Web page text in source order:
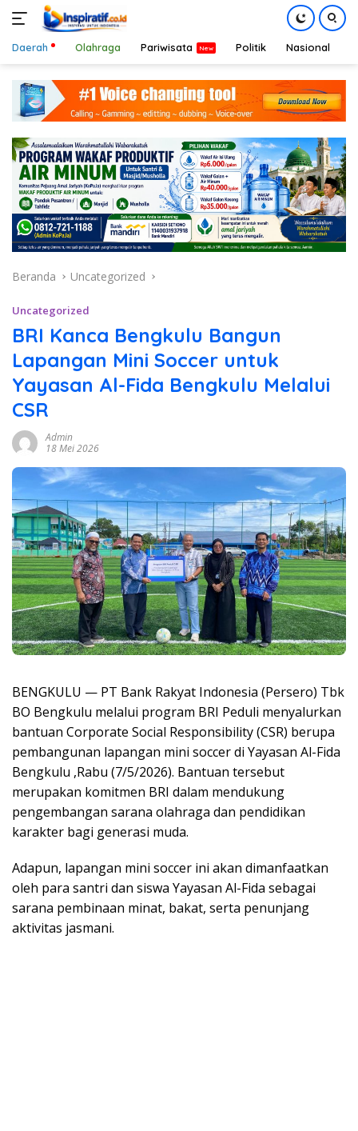
konten
Daerah Olahraga Pariwisata Politik Nasional
Beranda Uncategorized
Uncategorized
BRI Kanca Bengkulu Bangun
Lapangan Mini Soccer untuk
Yayasan Al-Fida Bengkulu Melalui
CSR
Admin
18 Mei 2026
BENGKULU — PT Bank Rakyat Indonesia (Persero) Tbk
BO Bengkulu melalui program BRI Peduli menyalurkan
bantuan Corporate Social Responsibility (CSR) berupa
pembangunan lapangan mini soccer di Yayasan Al-Fida
Bengkulu ,Rabu (7/5/2026). Bantuan tersebut
merupakan komitmen BRI dalam mendukung
pengembangan sarana olahraga dan pendidikan
karakter bagi generasi muda.
Adapun, lapangan mini soccer ini akan dimanfaatkan
oleh para santri dan siswa Yayasan Al-Fida sebagai
sarana pembinaan minat, bakat, serta penunjang
aktivitas jasmani.